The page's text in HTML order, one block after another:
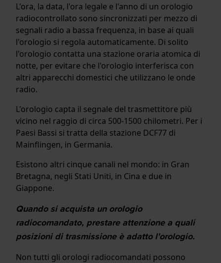
L'ora, la data, l'ora legale e l'anno di un orologio
radiocontrollato sono sincronizzati per mezzo di
segnali radio a bassa frequenza, in base ai quali
l'orologio si regola automaticamente. Di solito
l'orologio contatta una stazione oraria atomica di
notte, per evitare che l'orologio interferisca con
altri apparecchi domestici che utilizzano le onde
radio.
L'orologio capta il segnale del trasmettitore più
vicino nel raggio di circa 500-1500 chilometri. Per i
Paesi Bassi si tratta della stazione DCF77 di
Mainflingen, in Germania.
Esistono altri cinque canali nel mondo: in Gran
Bretagna, negli Stati Uniti, in Cina e due in
Giappone.
Quando si acquista un orologio
radiocomandato, prestare attenzione a quali
posizioni di trasmissione è adatto l'orologio.
Non tutti gli orologi radiocomandati possono